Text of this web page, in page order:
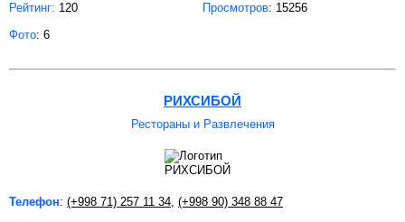
Рейтинг: 120 Просмотров: 15256
Фото: 6
РИХСИБОЙ
Рестораны и Развлечения
Телефон: (+998 71) 257 11 34, (+998 90) 348 88 47